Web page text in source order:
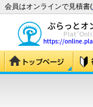
会員はオンラインで見積書(